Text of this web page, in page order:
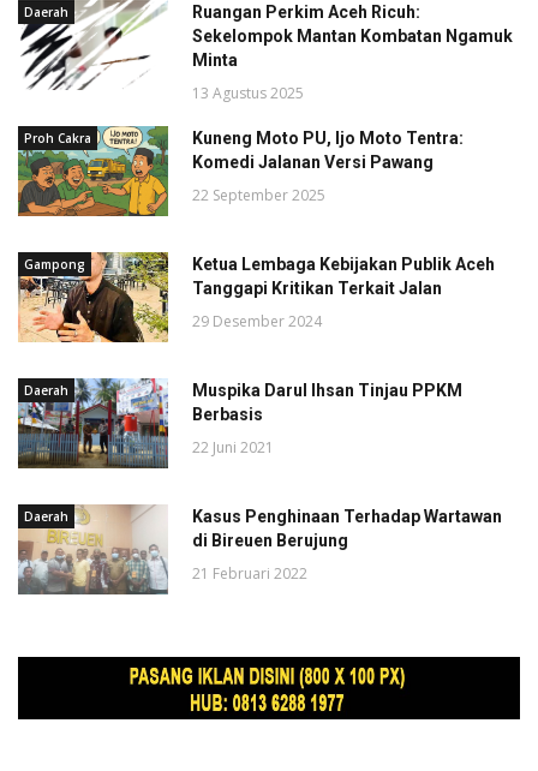
Daerah
Ruangan Perkim Aceh Ricuh:
Sekelompok Mantan Kombatan Ngamuk
Minta
13 Agustus 2025
Proh Cakra
Kuneng Moto PU, Ijo Moto Tentra:
Komedi Jalanan Versi Pawang
22 September 2025
Gampong
Ketua Lembaga Kebijakan Publik Aceh
Tanggapi Kritikan Terkait Jalan
29 Desember 2024
Daerah
Muspika Darul Ihsan Tinjau PPKM
Berbasis
22 Juni 2021
Daerah
Kasus Penghinaan Terhadap Wartawan
di Bireuen Berujung
21 Februari 2022